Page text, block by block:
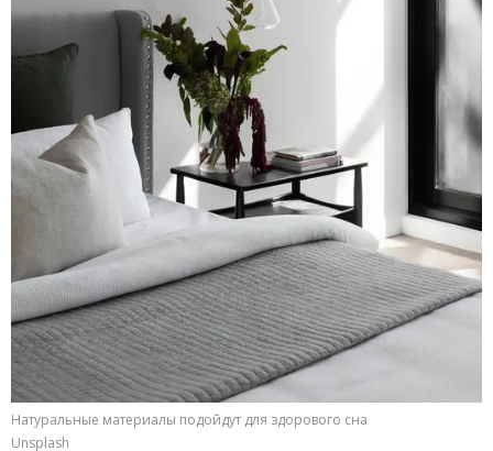
Натуральные материалы подойдут для здорового сна
Unsplash